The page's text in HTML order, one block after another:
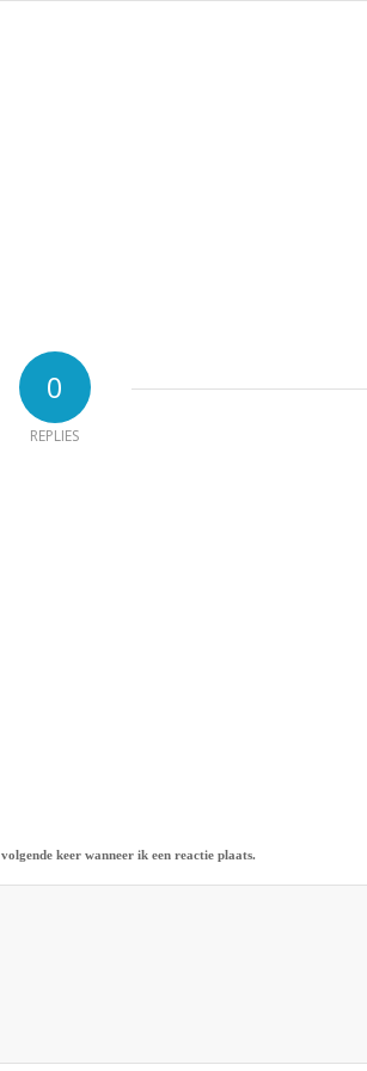
0
REPLIES
keer wanneer ik een reactie plaats.